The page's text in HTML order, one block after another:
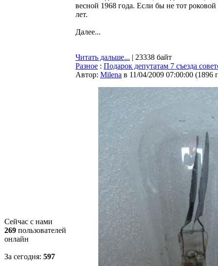
Сейчас с нами
269 пользователей
онлайн
За сегодня: 597
весной 1968 года. Если бы не тот
лет.
Далее...
Читать дальше... | 23338 байт
Разное : Подарок депутатам 7 съезда
Автор: Milena в 11/04/2009 07:00:00 (1896